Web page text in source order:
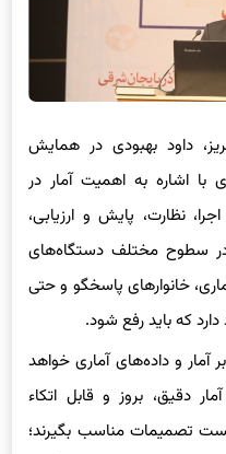
با اشاره به اهمیت آمار در
نظارت، پایش و ارزیابی،
سطوح مختلف دستگاه‌های
خانوارهای پاسخگو و حتی
که باید رفع شود.
آمار و داده‌های آماری خواهد
دقیق، بروز و قابل اتکاء
تصمیمات مناسب بگیرند؛
ندارند در تصمیم‌گیری